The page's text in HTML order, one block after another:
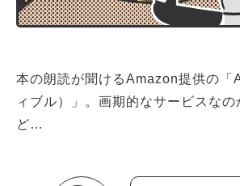
本の朗読が聞けるAmazon提供の
ィブル）」。画期的なサービスな
ど…